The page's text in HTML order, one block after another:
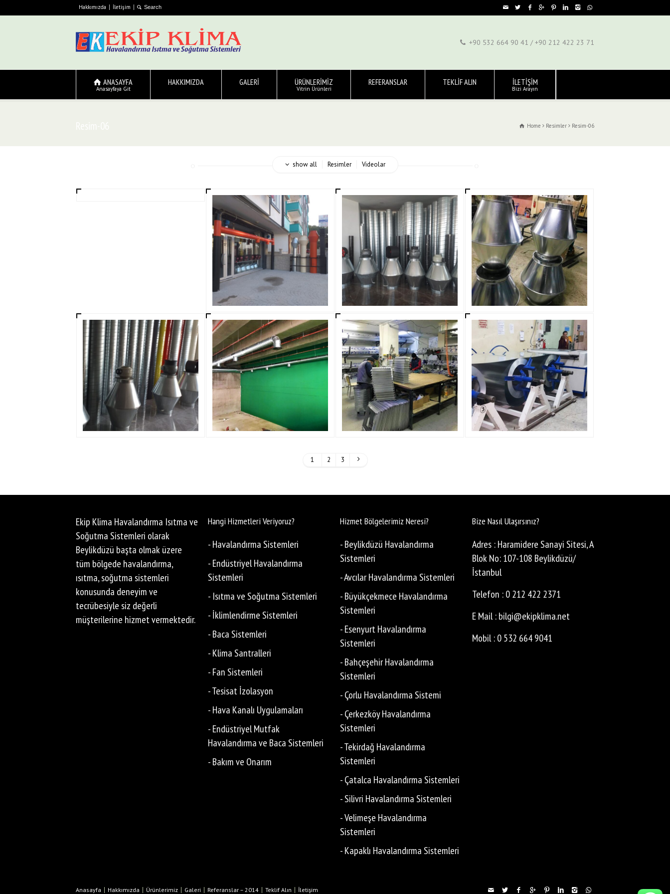
Hakkımızda İletişim
+90 532 664 90 41 / +90 212 422 23 71
ANASAYFA
Anasayfaya Git
HAKKIMIZDA GALERİ ÜRÜNLERİMİZ
Vitrin Ürünleri
REFERANSLAR TEKLİF ALIN İLETİŞİM
Bizi Arayın
Home Resimler Resim-06
show all Resimler Videolar
1 2 3
Ekip Klima Havalandırma Isıtma ve
Soğutma Sistemleri olarak
Beylikdüzü başta olmak üzere
tüm bölgede havalandırma,
ısıtma, soğutma sistemleri
konusunda deneyim ve
tecrübesiyle siz değerli
müşterilerine hizmet vermektedir.
Hangi Hizmetleri Veriyoruz?
- Havalandırma Sistemleri
- Endüstriyel Havalandırma
Sistemleri
- Isıtma ve Soğutma Sistemleri
- İklimlendirme Sistemleri
- Baca Sistemleri
- Klima Santralleri
- Fan Sistemleri
- Tesisat İzolasyon
- Hava Kanalı Uygulamaları
- Endüstriyel Mutfak
Havalandırma ve Baca Sistemleri
- Bakım ve Onarım
Hizmet Bölgelerimiz Neresi?
- Beylikdüzü Havalandırma
Sistemleri
- Avcılar Havalandırma Sistemleri
- Büyükçekmece Havalandırma
Sistemleri
- Esenyurt Havalandırma
Sistemleri
- Bahçeşehir Havalandırma
Sistemleri
- Çorlu Havalandırma Sistemi
- Çerkezköy Havalandırma
Sistemleri
- Tekirdağ Havalandırma
Sistemleri
- Çatalca Havalandırma Sistemleri
- Silivri Havalandırma Sistemleri
- Velimeşe Havalandırma
Sistemleri
- Kapaklı Havalandırma Sistemleri
Bize Nasıl Ulaşırsınız?
Adres : Haramidere Sanayi Sitesi, A
Blok No: 107-108 Beylikdüzü/
İstanbul
Telefon : 0 212 422 2371
E Mail : bilgi@ekipklima.net
Mobil : 0 532 664 9041
Anasayfa Hakkımızda Ürünlerimiz Galeri Referanslar – 2014 Teklif Alın İletişim